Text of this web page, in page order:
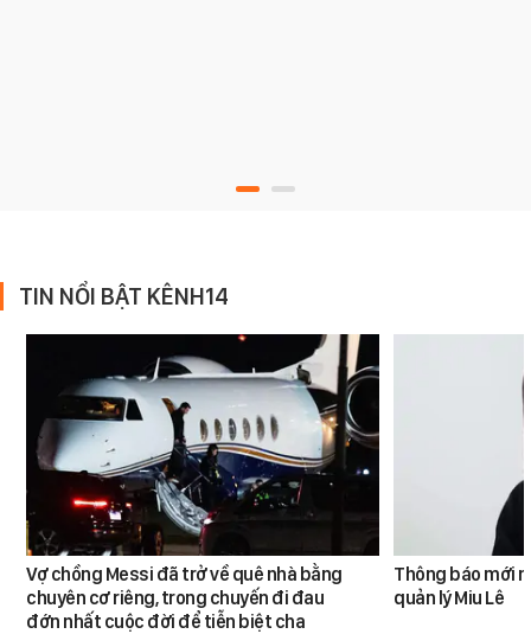
TIN NỔI BẬT KÊNH14
Vợ chồng Messi đã trở về quê nhà bằng
chuyên cơ riêng, trong chuyến đi đau
đớn nhất cuộc đời để tiễn biệt cha
Thông báo mới
quản lý Miu Lê